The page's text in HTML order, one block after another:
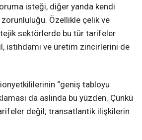
isteği, diğer yanda kendi
Özellikle çelik ve
sektörlerde bu tür tarifeler
istihdamı ve üretim zincirlerini de
“geniş tabloyu
da aslında bu yüzden. Çünkü
değil; transatlantik ilişkilerin